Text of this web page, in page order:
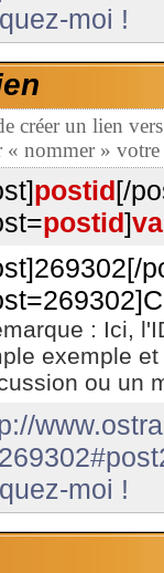
moi !
créer un lien
« nommer »
postid[/
postid]
: Ici,
exemple
ou un
moi !